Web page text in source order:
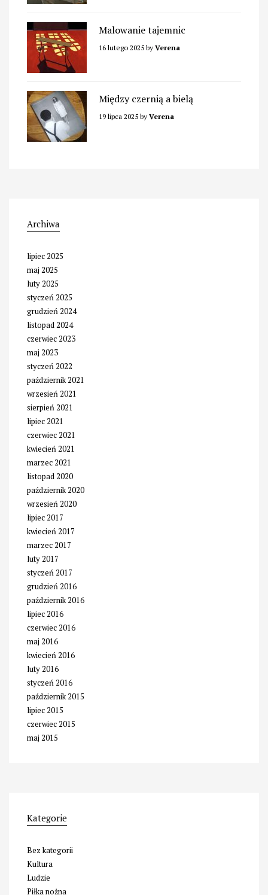
Malowanie tajemnic
16 lutego 2025 by Verena
Między czernią a bielą
19 lipca 2025 by Verena
Archiwa
lipiec 2025
maj 2025
luty 2025
styczeń 2025
grudzień 2024
listopad 2024
czerwiec 2023
maj 2023
styczeń 2022
październik 2021
wrzesień 2021
sierpień 2021
lipiec 2021
czerwiec 2021
kwiecień 2021
marzec 2021
listopad 2020
październik 2020
wrzesień 2020
lipiec 2017
kwiecień 2017
marzec 2017
luty 2017
styczeń 2017
grudzień 2016
październik 2016
lipiec 2016
czerwiec 2016
maj 2016
kwiecień 2016
luty 2016
styczeń 2016
październik 2015
lipiec 2015
czerwiec 2015
maj 2015
Kategorie
Bez kategorii
Kultura
Ludzie
Piłka nożna